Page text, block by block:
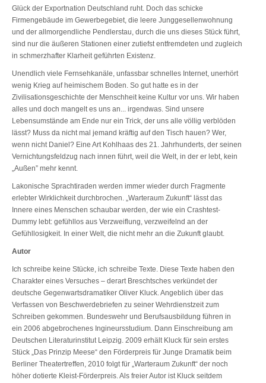
Glück der Exportnation Deutschland ruht. Doch das schicke
Firmengebäude im Gewerbegebiet, die leere Junggesellenwohnung
und der allmorgendliche Pendlerstau, durch die uns dieses Stück führt,
sind nur die äußeren Stationen einer zutiefst entfremdeten und zugleich
in schmerzhafter Klarheit geführten Existenz.
Unendlich viele Fernsehkanäle, unfassbar schnelles Internet, unerhört
wenig Krieg auf heimischem Boden. So gut hatte es in der
Zivilisationsgeschichte der Menschheit keine Kultur vor uns. Wir haben
alles und doch mangelt es uns an... irgendwas. Sind unsere
Lebensumstände am Ende nur ein Trick, der uns alle völlig verblöden
lässt? Muss da nicht mal jemand kräftig auf den Tisch hauen? Wer,
wenn nicht Daniel? Eine Art Kohlhaas des 21. Jahrhunderts, der seinen
Vernichtungsfeldzug nach innen führt, weil die Welt, in der er lebt, kein
„Außen” mehr kennt.
Lakonische Sprachtiraden werden immer wieder durch Fragmente
erlebter Wirklichkeit durchbrochen. „Warteraum Zukunft“ lässt das
Innere eines Menschen schaubar werden, der wie ein Crashtest-
Dummy lebt: gefühllos aus Verzweiflung, verzweifelnd an der
Gefühllosigkeit. In einer Welt, die nicht mehr an die Zukunft glaubt.
Autor
Ich schreibe keine Stücke, ich schreibe Texte. Diese Texte haben den
Charakter eines Versuches – derart Breschtsches verkündet der
deutsche Gegenwartsdramatiker Oliver Kluck. Angeblich über das
Verfassen von Beschwerdebriefen zu seiner Wehrdienstzeit zum
Schreiben gekommen. Bundeswehr und Berufsausbildung führen in
ein 2006 abgebrochenes Ingineursstudium. Dann Einschreibung am
Deutschen Literaturinstitut Leipzig. 2009 erhält Kluck für sein erstes
Stück „Das Prinzip Meese“ den Förderpreis für Junge Dramatik beim
Berliner Theatertreffen, 2010 folgt für „Warteraum Zukunft“ der noch
höher dotierte Kleist-Förderpreis. Als freier Autor ist Kluck seitdem